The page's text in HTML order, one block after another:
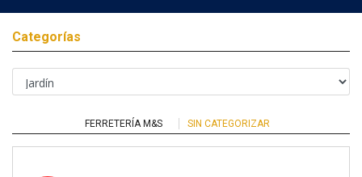
Categorías
FERRETERÍA M&S SIN CATEGORIZAR